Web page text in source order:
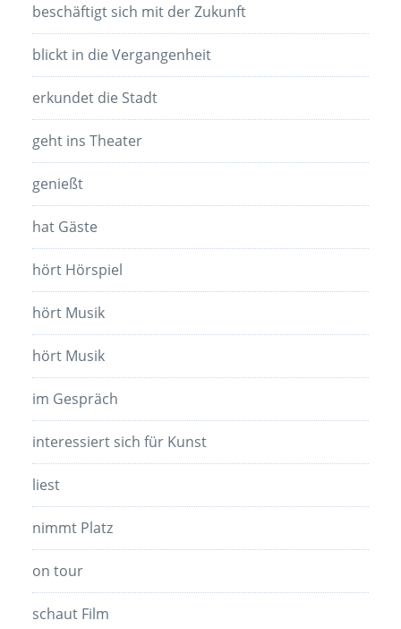
beschäftigt sich mit der Zukunft
blickt in die Vergangenheit
erkundet die Stadt
geht ins Theater
genießt
hat Gäste
hört Hörspiel
hört Musik
hört Musik
im Gespräch
interessiert sich für Kunst
liest
nimmt Platz
on tour
schaut Film